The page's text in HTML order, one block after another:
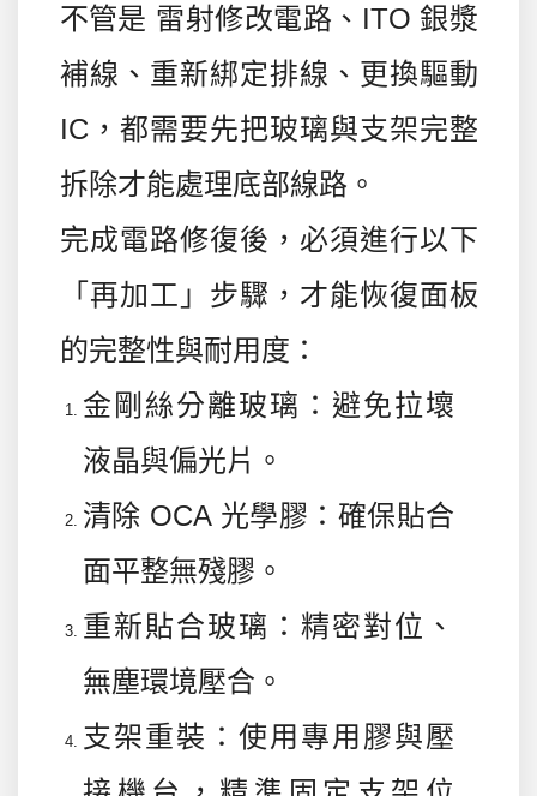
不管是 雷射修改電路、ITO 銀漿
補線、重新綁定排線、更換驅動
IC ，都需要先把玻璃與支架完整
拆除才能處理底部線路。
完成電路修復後，必須進行以下
「再加工」步驟，才能恢復面板
的完整性與耐用度：
金剛絲分離玻璃 ：避免拉壞
液晶與偏光片。
清除 OCA 光學膠 ：確保貼合
面平整無殘膠。
重新貼合玻璃 ：精密對位、
無塵環境壓合。
支架重裝 ：使用專用膠與壓